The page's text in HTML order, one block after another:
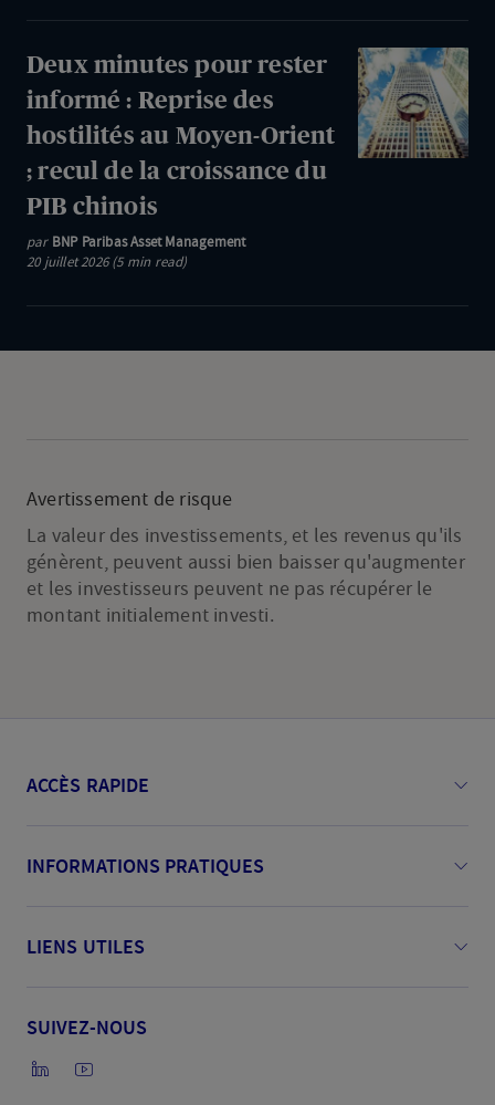
pour
la
BCE
;
cours
du
100
Deux
minutes
pour
rester
hostilités
croissance
du
PIB
Deux minutes pour rester
informé : Reprise des
hostilités au Moyen-Orient
; recul de la croissance du
PIB chinois
par BNP Paribas Asset Management
20 juillet 2026 (5 min read)
Avertissement de risque
La valeur des investissements, et les revenus qu'ils
génèrent, peuvent aussi bien baisser qu'augmenter
et les investisseurs peuvent ne pas récupérer le
montant initialement investi.
ACCÈS RAPIDE
INFORMATIONS PRATIQUES
LIENS UTILES
SUIVEZ-NOUS